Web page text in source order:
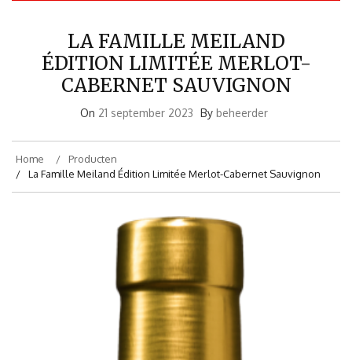
LA FAMILLE MEILAND
ÉDITION LIMITÉE MERLOT-
CABERNET SAUVIGNON
On 21 september 2023 By beheerder
Home
Producten
La Famille Meiland Édition Limitée Merlot-Cabernet Sauvignon